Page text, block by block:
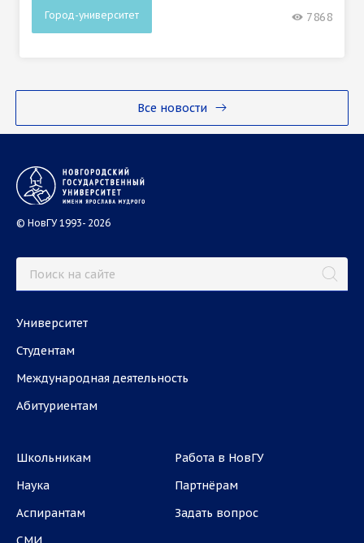
Все новости
Город-университет 7868
© НовГУ 1993- 2026
Университет
Студентам
Международная деятельность
Абитуриентам
Школьникам
Наука
Аспирантам
Работа в НовГУ
Партнёрам
Задать вопрос